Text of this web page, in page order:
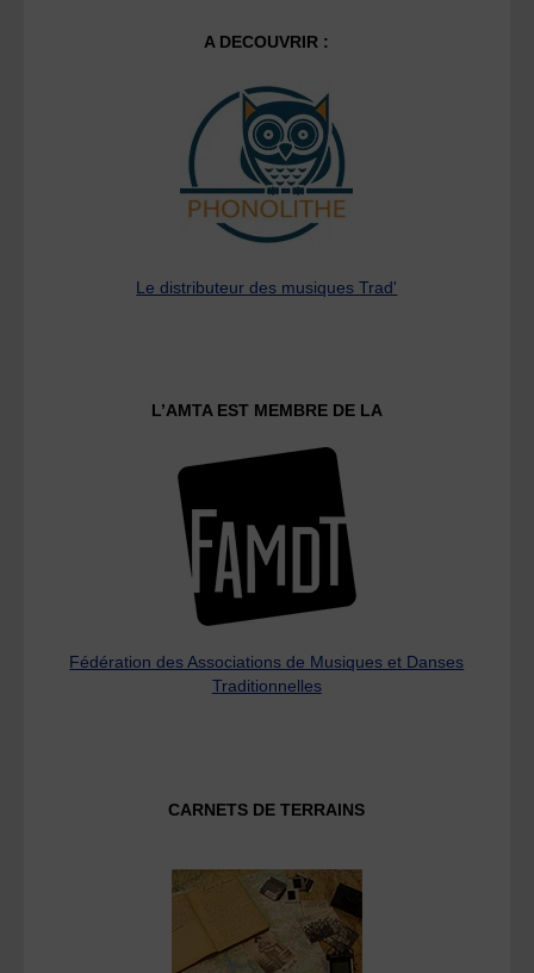
A DECOUVRIR :
Le distributeur des musiques Trad'
L’AMTA EST MEMBRE DE LA
Fédération des Associations de Musiques et Danses
Traditionnelles
CARNETS DE TERRAINS